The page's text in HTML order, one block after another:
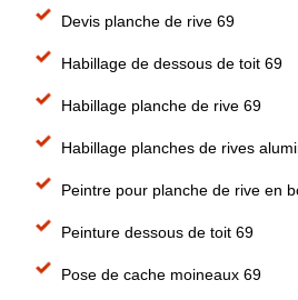
Devis planche de rive 69
Habillage de dessous de toit 69
Habillage planche de rive 69
Habillage planches de rives
Peintre pour planche de rive en
Peinture dessous de toit 69
Pose de cache moineaux 69